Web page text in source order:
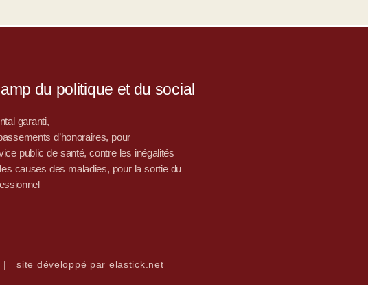
du politique et du social
garanti,
d’honoraires, pour
public de santé, contre les inégalités
causes des maladies, pour la sortie du
| site développé par elastick.net